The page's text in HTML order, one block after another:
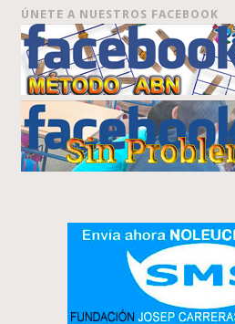
ÚNETE A NUESTROS FACEBOOK